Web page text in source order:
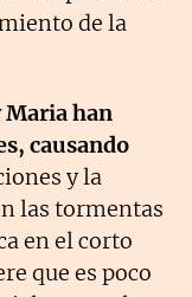
de la
Maria han
causando
y la
las tormentas
en el corto
que es poco